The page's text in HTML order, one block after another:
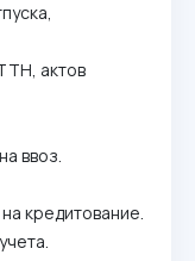
актов
ввоз.
кредитование.